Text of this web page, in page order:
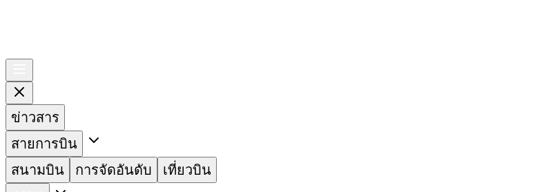
ข่าวสาร
สายการบิน
สนามบิน
การจัดอันดับ
เที่ยวบิน